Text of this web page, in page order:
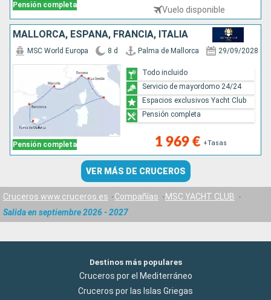
Pensión completa Vuelo disponible
MALLORCA, ESPAÑA, FRANCIA, ITALIA
Pensión completa
MSC World Europa 8 d Palma de Mallorca 29/09/2028
1 969 € +Tasas
Todo incluido
Servicio de mayordomo 24/24
Espacios exclusivos Yacht Club
Pensión completa
VER MÁS DE CRUCEROS
Cruceros www.cruceros.es Compañías
MSC YACHT CLUB
Salida en septiembre 2026 - 2027
Destinos más populares
Cruceros por el Mediterráneo
Cruceros por las Islas Griegas